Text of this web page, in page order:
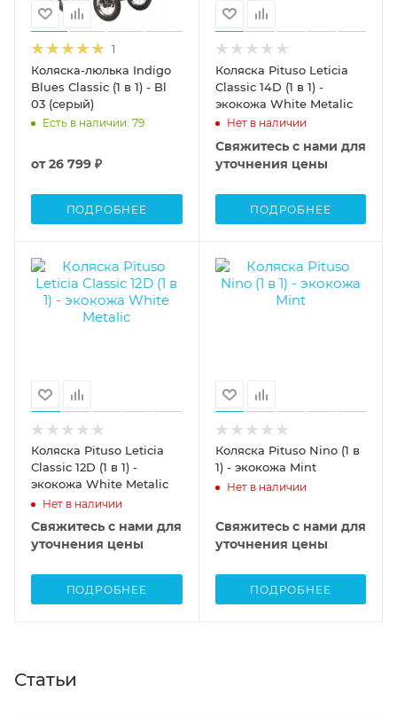
1
Коляска-люлька Indigo
Blues Classic (1 в 1) - Bl
03 (серый)
Есть в наличии: 79
от26 799 ₽
ПОДРОБНЕЕ
Коляска Pituso Leticia
Classic 14D (1 в 1) -
экокожа White Metalic
Нет в наличии
Свяжитесь с нами для
уточнения цены
ПОДРОБНЕЕ
Коляска Pituso Leticia
Classic 12D (1 в 1) -
экокожа White Metalic
Нет в наличии
Свяжитесь с нами для
уточнения цены
ПОДРОБНЕЕ
Коляска Pituso Nino (1 в
1) - экокожа Mint
Нет в наличии
Свяжитесь с нами для
уточнения цены
ПОДРОБНЕЕ
Статьи